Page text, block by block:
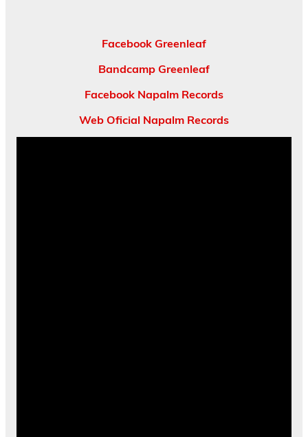
Facebook Greenleaf
Bandcamp Greenleaf
Facebook Napalm Records
Web Oficial Napalm Records